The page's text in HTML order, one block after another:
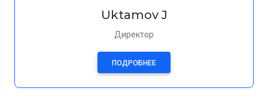
Uktamov J
Директор
ПОДРОБНЕЕ